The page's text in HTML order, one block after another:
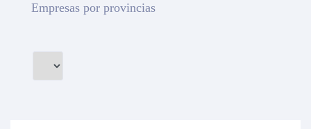
Empresas por provincias